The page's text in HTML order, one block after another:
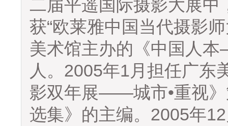
二届平遥国际摄影大展
获“欧莱雅中国当代摄影
美术馆主办的《中国人
人。2005年1月担任广东
影双年展——城市•重视》
选集》的主编。2005年